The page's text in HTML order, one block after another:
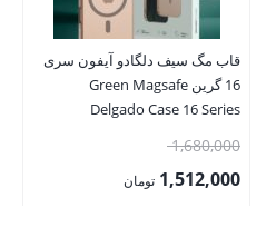
قاب‌ مگ سیف دلگادو آیفون سری
16 گرین Green Magsafe
Delgado Case 16 Series
1,680,000قیمت
اصلی:1,512,000 تومان